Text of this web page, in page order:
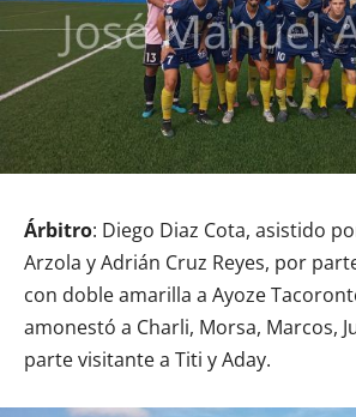
Árbitro: Diego Diaz Cota, asistido
Arzola y Adrián Cruz Reyes, por
con doble amarilla a Ayoze
amonestó a Charli, Morsa, Marcos,
parte visitante a Titi y Aday.